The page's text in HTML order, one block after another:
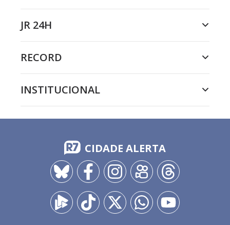
JR 24H
RECORD
INSTITUCIONAL
CIDADE ALERTA